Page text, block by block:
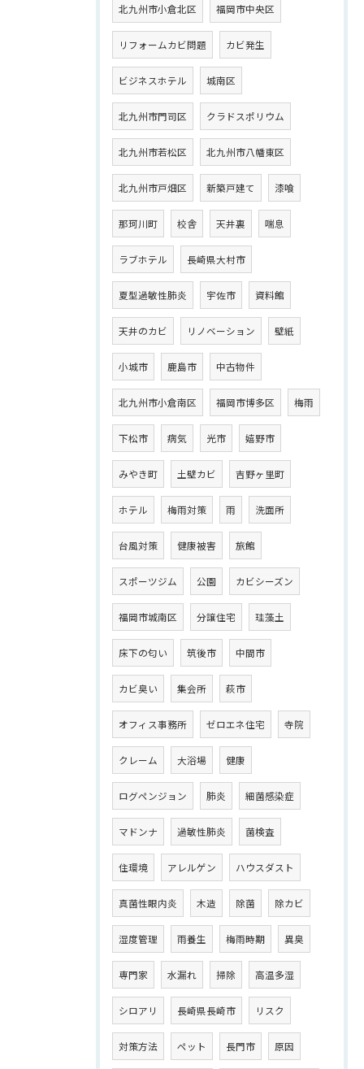
北九州市小倉北区 福岡市中央区
リフォームカビ問題 カビ発生
ビジネスホテル 城南区
北九州市門司区 クラドスポリウム
北九州市若松区 北九州市八幡東区
北九州市戸畑区 新築戸建て 漆喰
那珂川町 校舎 天井裏 喘息
ラブホテル 長崎県大村市
夏型過敏性肺炎 宇佐市 資料館
天井のカビ リノベーション 壁紙
小城市 鹿島市 中古物件
北九州市小倉南区 福岡市博多区 梅雨
下松市 病気 光市 嬉野市
みやき町 土壁カビ 吉野ヶ里町
ホテル 梅雨対策 雨 洗面所
台風対策 健康被害 旅館
スポーツジム 公園 カビシーズン
福岡市城南区 分譲住宅 珪藻土
床下の匂い 筑後市 中間市
カビ臭い 集会所 萩市
オフィス事務所 ゼロエネ住宅 寺院
クレーム 大浴場 健康
ログペンジョン 肺炎 細菌感染症
マドンナ 過敏性肺炎 菌検査
住環境 アレルゲン ハウスダスト
真菌性眼内炎 木造 除菌 除カビ
湿度管理 雨養生 梅雨時期 異臭
専門家 水漏れ 掃除 高温多湿
シロアリ 長崎県長崎市 リスク
対策方法 ペット 長門市 原因